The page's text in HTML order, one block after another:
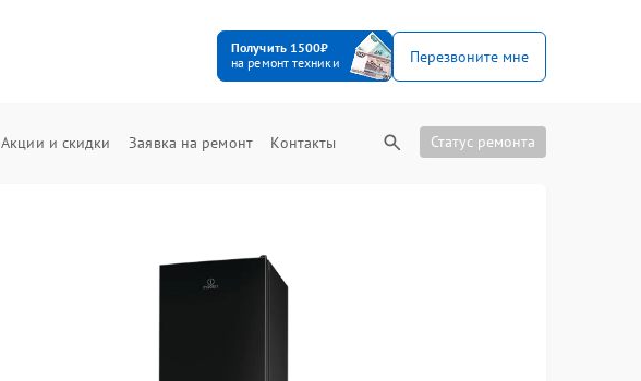
Получить 1500₽
на ремонт техники
Перезвоните мне
Акции и скидки Заявка на ремонт Контакты Статус ремонта